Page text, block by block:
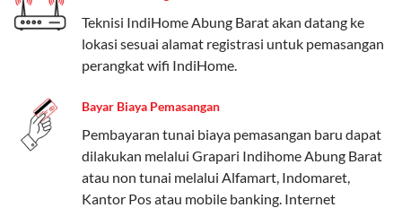
Kuota Keluarga. Dengan kuota hingga 30 GB, Anda
bisa membagikan internet kepada anggota keluarga
atau teman tanpa perlu khawatir kehabisan kuota.
Kuota Keluarga 30 GB
Kuota ini dapat digunakan secara bersama-sama oleh
Admin (pelanggan utama) dan anggota yang terdaftar.
Teknisi IndiHome Abung Barat akan datang ke
lokasi sesuai alamat registrasi untuk pemasangan
perangkat wifi IndiHome.
Bayar Biaya Pemasangan
Pembayaran tunai biaya pemasangan baru dapat
dilakukan melalui Grapari Indihome Abung Barat
atau non tunai melalui Alfamart, Indomaret,
Kantor Pos atau mobile banking. Internet